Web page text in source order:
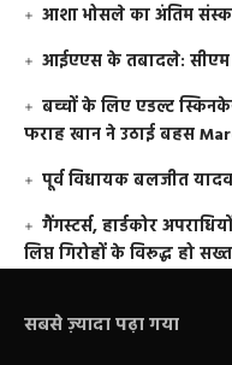
आशा भोसले का अंतिम
आईएएस के तबादले: सीएम
बच्चों के लिए एडल्ट
फराह खान ने उठाई बहस
पूर्व विधायक बलजीत
गैंगस्टर्स, हार्डकोर
लिप्त गिरोहों के विरूद्ध हो
सबसे ज़्यादा पढ़ा गया